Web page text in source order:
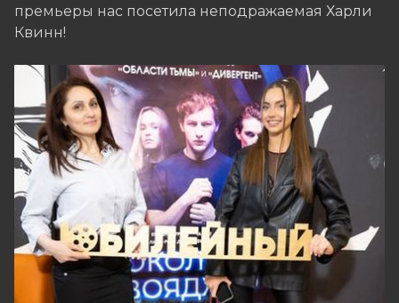
премьеры нас посетила неподражаемая Харли
Квинн!